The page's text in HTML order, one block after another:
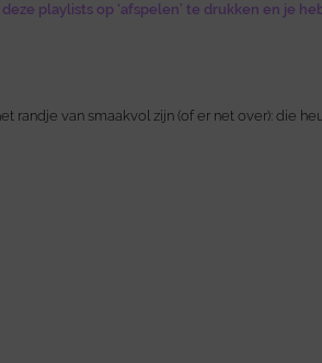
playlists op ‘afspelen’ te drukken en je
randje van smaakvol zijn (of er net over): die